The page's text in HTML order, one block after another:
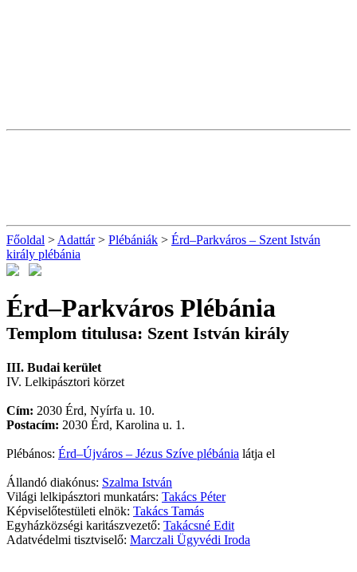
Főoldal > Adattár> Plébániák > Érd–Parkváros – Szent István
király plébánia
Érd–Parkváros Plébánia
Templom titulusa: Szent István király
III. Budai kerület
IV. Lelkipásztori körzet
Cím: 2030 Érd, Nyírfa u. 10.
Postacím: 2030 Érd, Karolina u. 1.
Plébános: Érd–Újváros – Jézus Szíve plébánia látja el
Állandó diakónus: Szalma István
Világi lelkipásztori munkatárs: Takács Péter
Képviselőtestületi elnök: Takács Tamás
Egyházközségi karitászvezető: Takácsné Edit
Adatvédelmi tisztviselő: Marczali Ügyvédi Iroda